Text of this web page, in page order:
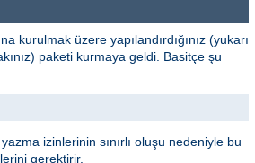
kurulmak üzere yapılandırdığınız (yukarı
paketi kurmaya geldi. Basitçe şu
izinlerinin sınırlı oluşu nedeniyle bu
gerektirir.